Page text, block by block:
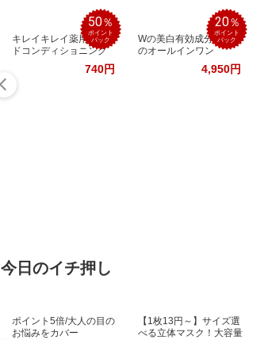
50％
ポイント
バック
キレイキレイ薬用ハン
ドコンディショニング
740円
20％
ポイント
バック
Wの美白有効成分配合
のオールインワン
4,950円
今日のイチ押し
ポイント5倍/大人の目の
お悩みをカバー
【1枚13円～】サイズ選
べる立体マスク！大容量